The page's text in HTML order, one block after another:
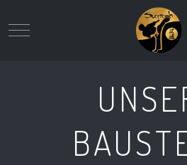
Mobile Menu Toggle